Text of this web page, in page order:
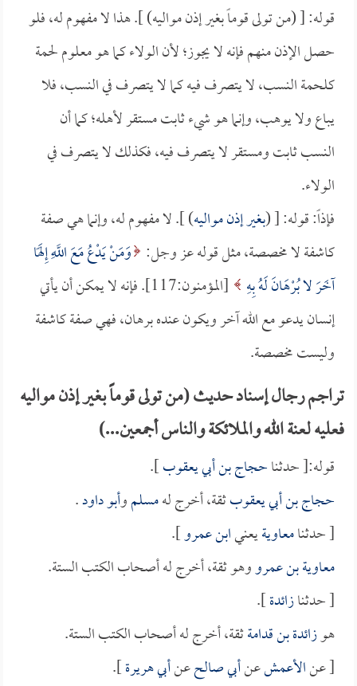
قوله: [ (من تولى قوماً بغير إذن مواليه) ]. هذا لا مفهوم له، فلو
حصل الإذن منهم فإنه لا يجوز؛ لأن الولاء كما هو معلوم لحمة
كلحمة النسب، لا يتصرف فيه كما لا يتصرف في النسب، فلا
يباع ولا يوهب، وإنما هو شيء ثابت مستقر لأهله؛ كما أن
النسب ثابت ومستقر لا يتصرف فيه، فكذلك لا يتصرف في
الولاء.
فإذاً: قوله: [ (بغير إذن مواليه) ]. لا مفهوم له، وإنما هي صفة
كاشفة لا مخصصة، مثل قوله عز وجل: وَمَنْ يَدْعُ مَعَ اللَّهِ إِلَهًا
آخَرَ لا بُرْهَانَ لَهُ بِهِ
[المؤمنون:117]. فإنه لا يمكن أن يأتي
إنسان يدعو مع الله آخر ويكون عنده برهان، فهي صفة كاشفة
وليست مخصصة.
تراجم رجال إسناد حديث (من تولى قوماً بغير إذن مواليه
فعليه لعنة الله والملائكة والناس أجمعين...)
قوله:[ حدثناحجاج بن أبي يعقوب].
حجاج بن أبي يعقوبثقة، أخرج لهمسلموأبو داود.
[ حدثنامعاويةيعنيابن عمرو].
معاوية بن عمرووهو ثقة، أخرج له أصحاب الكتب الستة.
[ حدثنازائدة].
هوزائدة بن قدامةثقة، أخرج له أصحاب الكتب الستة.
[ عنالأعمشعنأبي صالحعنأبي هريرة].